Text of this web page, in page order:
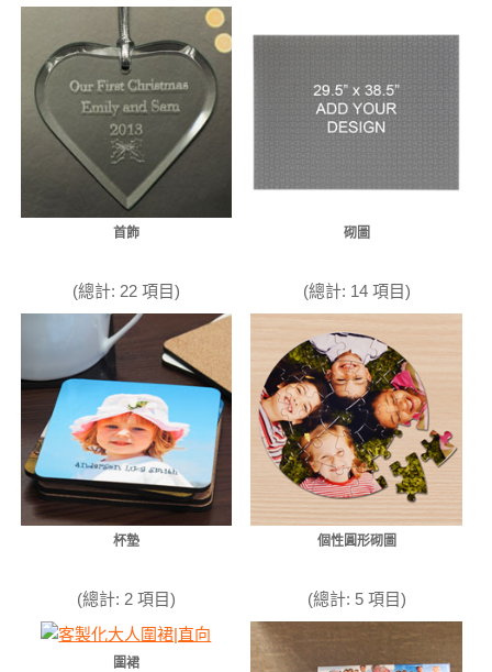
首飾
(總計: 22 項目)
砌圖
(總計: 14 項目)
杯墊
(總計: 2 項目)
個性圓形砌圖
(總計: 5 項目)
圍裙